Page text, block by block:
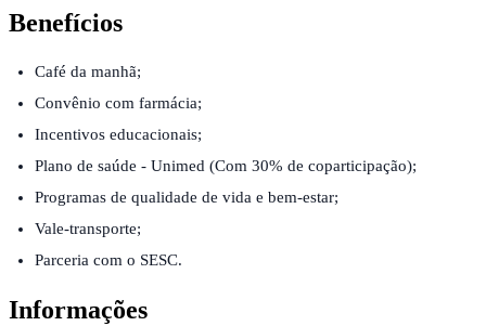
Benefícios
Café da manhã;
Convênio com farmácia;
Incentivos educacionais;
Plano de saúde - Unimed (Com 30% de coparticipação);
Programas de qualidade de vida e bem-estar;
Vale-transporte;
Parceria com o SESC.
Informações